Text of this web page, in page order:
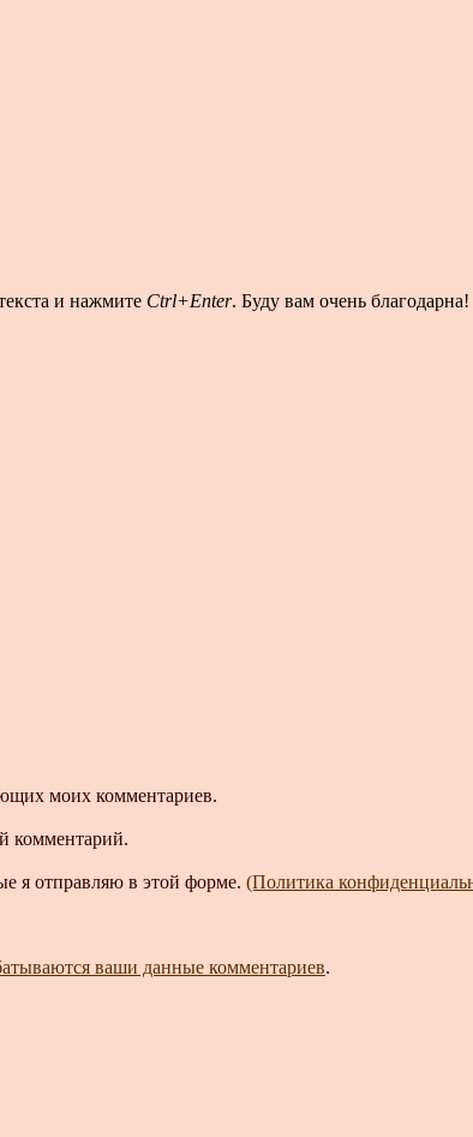
и нажмите Ctrl+Enter. Буду вам очень благодарна!
моих комментариев.
комментарий.
я отправляю в этой форме. (Политика
ваши данные комментариев.